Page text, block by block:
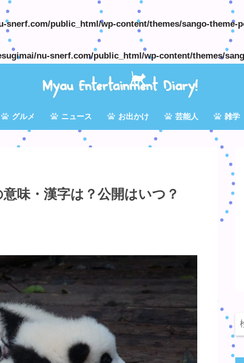
snerf.com/public_html/wp-content/themes/sango-theme-
nu-snerf.com/public_html/wp-content/themes/
グルメ ニュース お出かけ 芸能人 雑学
味・漢字は？公開はいつ？